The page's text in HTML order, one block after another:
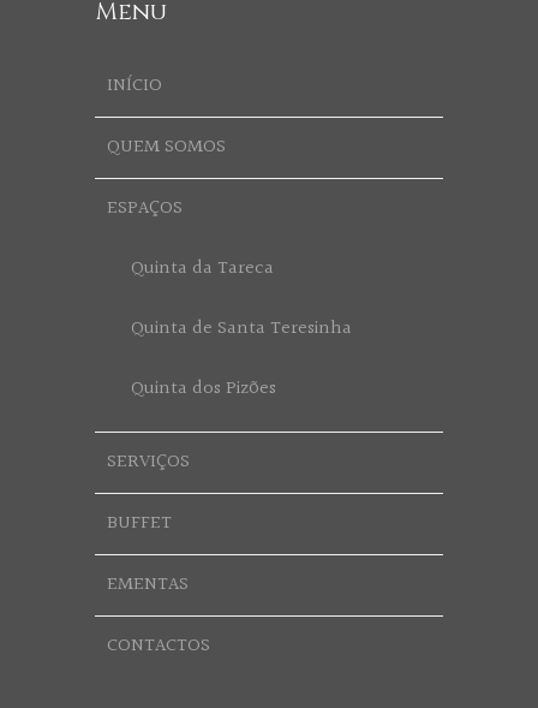
Menu
INÍCIO
QUEM SOMOS
ESPAÇOS
Quinta da Tareca
Quinta de Santa Teresinha
Quinta dos Pizões
SERVIÇOS
BUFFET
EMENTAS
CONTACTOS